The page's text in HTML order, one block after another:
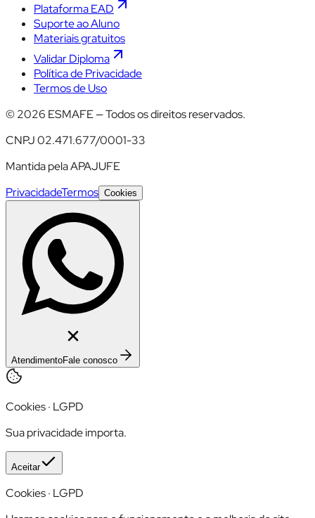
Plataforma EAD
Suporte ao Aluno
Materiais gratuitos
Validar Diploma
Política de Privacidade
Termos de Uso
©2026 ESMAFE — Todos os direitos reservados.
CNPJ 02.471.677/0001-33
Mantida pela APAJUFE
PrivacidadeTermos Cookies
AtendimentoFale conosco
Cookies · LGPD
Sua privacidade importa.
Aceitar
Cookies · LGPD